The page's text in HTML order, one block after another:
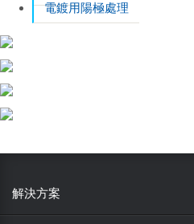
電鍍用陽極處理
解決方案